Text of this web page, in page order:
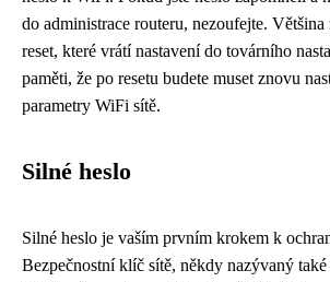
do administrace routeru, nezoufejte.
reset, které vrátí nastavení do továrního
paměti, že po resetu budete muset znovu
parametry WiFi sítě.
Silné heslo
Silné heslo je vaším prvním krokem k
Bezpečnostní klíč sítě, někdy nazývaný